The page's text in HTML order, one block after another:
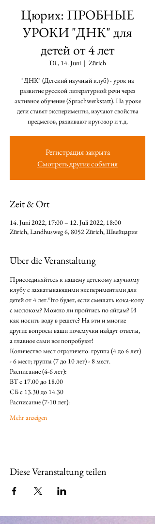
Цюрих: ПРОБНЫЕ
УРОКИ "ДНК" для
детей от 4 лет
Di., 14. Juni
  |
Zürich
"ДНК" (Детский научный клуб) - урок на
развитие русской литературной речи через
активное обучение (Sprachwerkstatt). На уроке
дети ставят эксперименты, изучают свойства
предметов, развивают кругозор и т.д.
Регистрация закрыта
Смотреть другие события
Zeit & Ort
14. Juni 2022, 17:00 – 12. Juli 2022, 18:00
Zürich, Landhusweg 6, 8052 Zürich, Швейцария
Über die Veranstaltung
Присоединяйтесь к нашему детскому научному
клубу с захватывающими экспериментами для
детей от 4 лет.Что будет, если смешать кока-колу
с молоком? Можно ли пройтись по яйцам? И
как носить воду в решете? На эти и многие
другие вопросы ваши почемучки найдут ответы,
а главное сами все попробуют!
Количество мест ограничено: группа (4 до 6 лет)
- 6 мест; группа (7 до 10 лет) - 8 мест.
Расписание (4-6 лет):
ВТ с 17.00 до 18.00
СБ с 13.30 до 14.30
Расписание (7-10 лет):
Mehr anzeigen
Diese Veranstaltung teilen